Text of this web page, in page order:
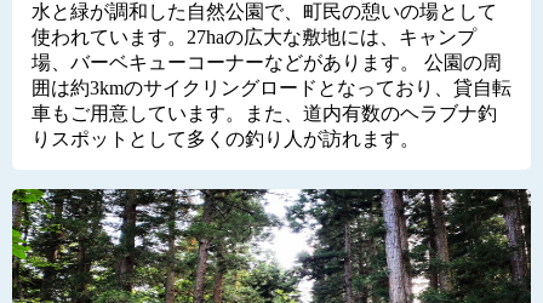
水と緑が調和した自然公園で、町民の憩いの場として
使われています。27haの広大な敷地には、キャンプ
場、バーベキューコーナーなどがあります。 公園の周
囲は約3kmのサイクリングロードとなっており、貸自転
車もご用意しています。また、道内有数のヘラブナ釣
りスポットとして多くの釣り人が訪れます。